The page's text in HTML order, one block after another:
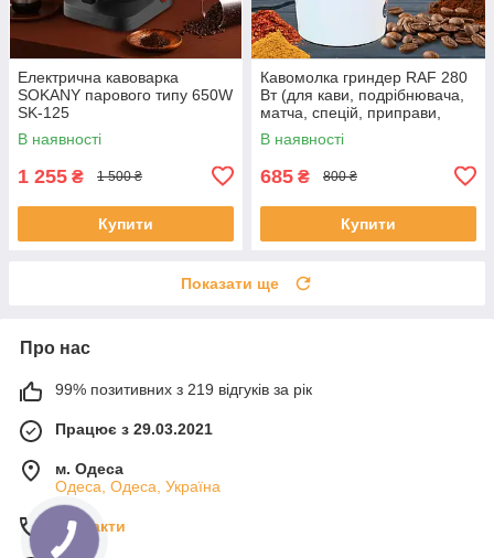
Електрична кавоварка
SOKANY парового типу 650W
SK-125
В наявності
1 255 ₴ 1 500 ₴
Купити
Кавомолка гриндер RAF 280
Вт (для кави, подрібнювача,
матча, спецій, приправи,
грибів, перцю) R-7122 Біла
В наявності
685 ₴ 800 ₴
Купити
Показати ще
Про нас
99% позитивних з 219 відгуків за рік
Працює з 29.03.2021
м. Одеса
Одеса, Одеса, Україна
Контакти